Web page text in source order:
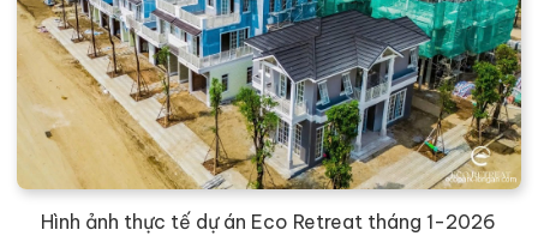
Hình ảnh thực tế dự án Eco Retreat tháng 1-2026